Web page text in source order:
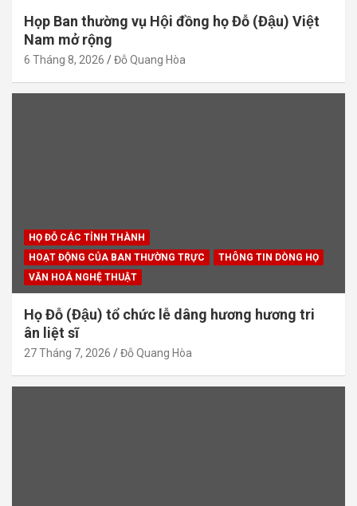
Họp Ban thường vụ Hội đồng họ Đỗ (Đậu) Việt
Nam mở rộng
6 Tháng 8, 2026 Đỗ Quang Hòa
HỌ ĐỖ CÁC TỈNH THÀNH
HOẠT ĐỘNG CỦA BAN THƯỜNG TRỰC
THÔNG TIN DÒNG HỌ
VĂN HOÁ NGHỆ THUẬT
Họ Đỗ (Đậu) tổ chức lễ dâng hương hương tri
ân liệt sĩ
27 Tháng 7, 2026 Đỗ Quang Hòa